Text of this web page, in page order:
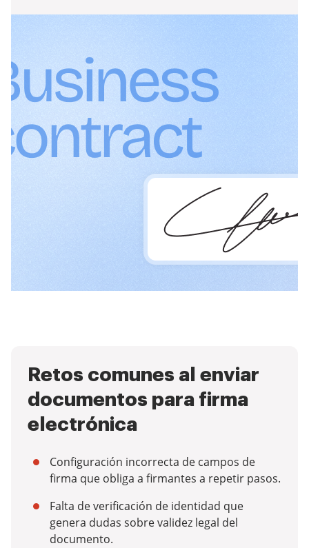
Retos comunes al enviar
documentos para firma
electrónica
Configuración incorrecta de campos de
firma que obliga a firmantes a repetir pasos.
Falta de verificación de identidad que
genera dudas sobre validez legal del
documento.